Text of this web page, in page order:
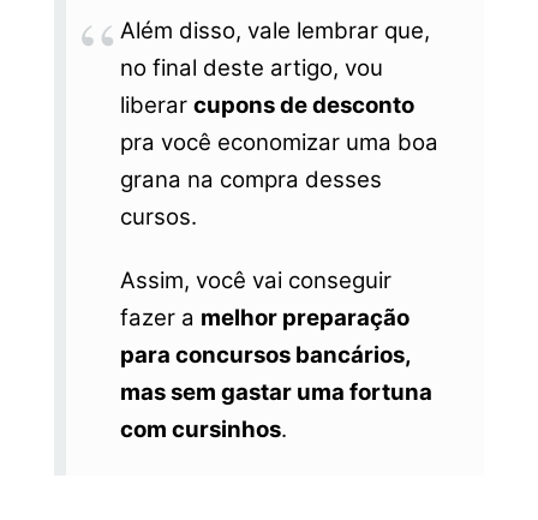
Além disso, vale lembrar que,
no final deste artigo, vou
liberar cupons de desconto
pra você economizar uma boa
grana na compra desses
cursos.
Assim, você vai conseguir
fazer a melhor preparação
para concursos bancários,
mas sem gastar uma fortuna
com cursinhos.